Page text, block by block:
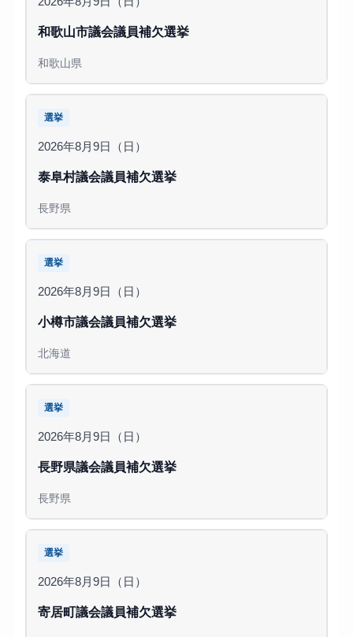
和歌山市議会議員補欠選挙
和歌山県
選挙
2026年8月9日（日）
泰阜村議会議員補欠選挙
長野県
選挙
2026年8月9日（日）
小樽市議会議員補欠選挙
北海道
選挙
2026年8月9日（日）
長野県議会議員補欠選挙
長野県
選挙
2026年8月9日（日）
寄居町議会議員補欠選挙